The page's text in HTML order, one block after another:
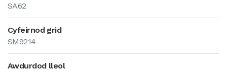
SA62
Cyfeirnod grid
SM9214
Awdurdod lleol